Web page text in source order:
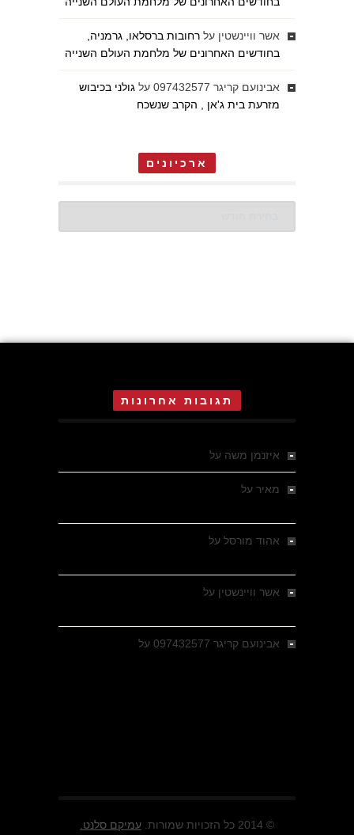
אשר וויינשטין על רחובות ברסלאו, גרמניה,
בחודשים האחרונים של מלחמת העולם השנייה
אבינועם קריגר 097432577 על גולני בכיבוש
מזרעת בית ג'אן , הקרב שנשכח
ארכיונים
תגובות אחרונות
איזנמן משה על
מאיר על
אהוד מורסל על
אשר וויינשטין על
אבינועם קריגר 097432577 על
© 2014 כל הזכויות שמורות. עמיקם סלנט.